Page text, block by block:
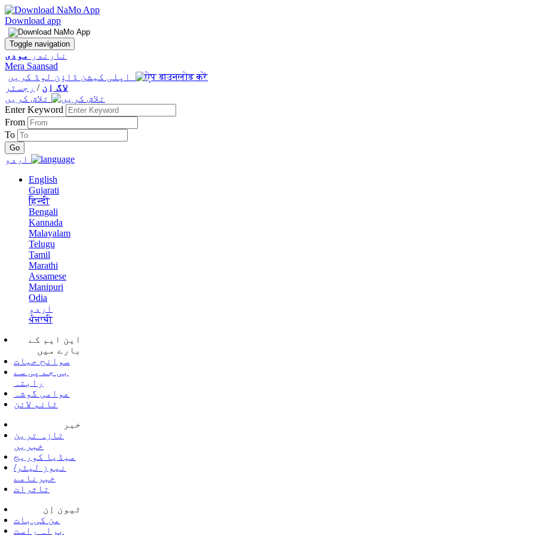
Download app
Toggle navigation
نارندر
مودی
Mera Saansad
اپلی کیشن ڈاؤن لوڈ کریں
لاگ اِن / رجسٹر
Enter Keyword
From
To
English
Gujarati
हिन्दी
Bengali
Kannada
Malayalam
Telugu
Tamil
Marathi
Assamese
Manipuri
Odia
اردو
ਪੰਜਾਬੀ
این ایم کے
بارے میں
سوانح حیات
بی جے پی سے
رابتہ
عوامی گوشہ
ٹائم لائن
خبر
تازہ ترین
خبریں
میڈیا کوریج
نیوز لیٹر/
خبرنامے
تاثرات
ٹیون اِن
من کی بات
براہ راست